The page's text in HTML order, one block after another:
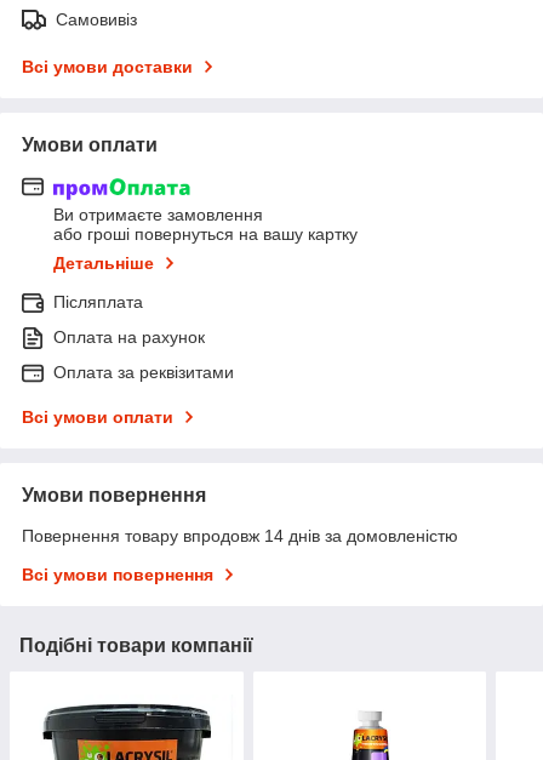
Самовивіз
Всі умови доставки
Умови оплати
Ви отримаєте замовлення
або гроші повернуться на вашу картку
Детальніше
Післяплата
Оплата на рахунок
Оплата за реквізитами
Всі умови оплати
Умови повернення
Повернення товару впродовж 14 днів за домовленістю
Всі умови повернення
Подібні товари компанії